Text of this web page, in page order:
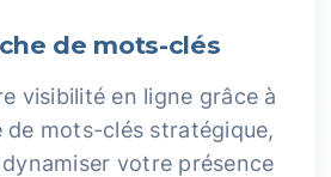
de mots-clés
visibilité en ligne grâce à
de mots-clés stratégique,
votre présence